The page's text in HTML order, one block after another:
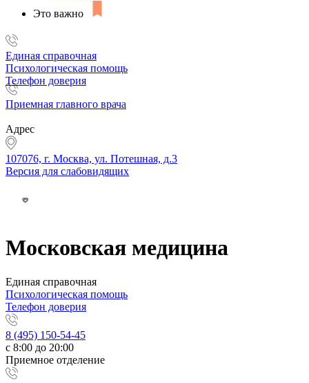
Это важно
Единая справочная
Психологическая помощь
Телефон доверия
Приемная главного врача
Адрес
107076, г. Москва, ул. Потешная, д.3
Версия для слабовидящих
Московская медицина
Единая справочная
Психологическая помощь
Телефон доверия
8 (495) 150-54-45
с 8:00 до 20:00
Приемное отделение